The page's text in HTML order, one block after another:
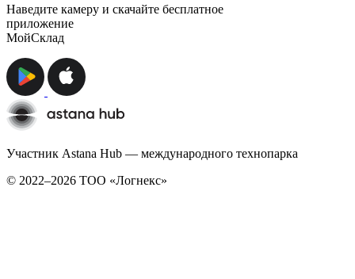
Наведите камеру и скачайте бесплатное
приложение
МойСклад
Участник Astana Hub — международного технопарка
© 2022–2026 TОО «Логнекс»